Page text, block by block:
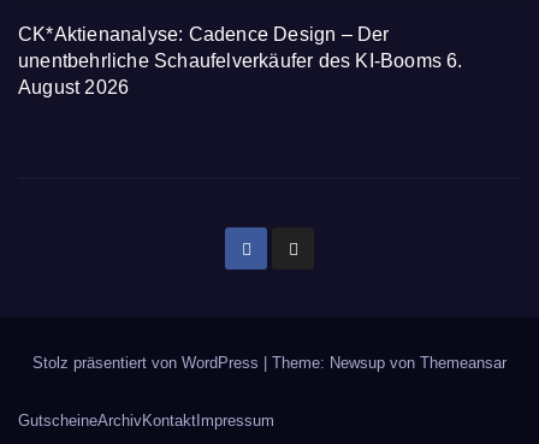
CK*Aktienanalyse: Cadence Design – Der
unentbehrliche Schaufelverkäufer des KI-Booms 6.
August 2026
Stolz präsentiert von WordPress | Theme: Newsup von Themeansar
GutscheineArchivKontakt Impressum